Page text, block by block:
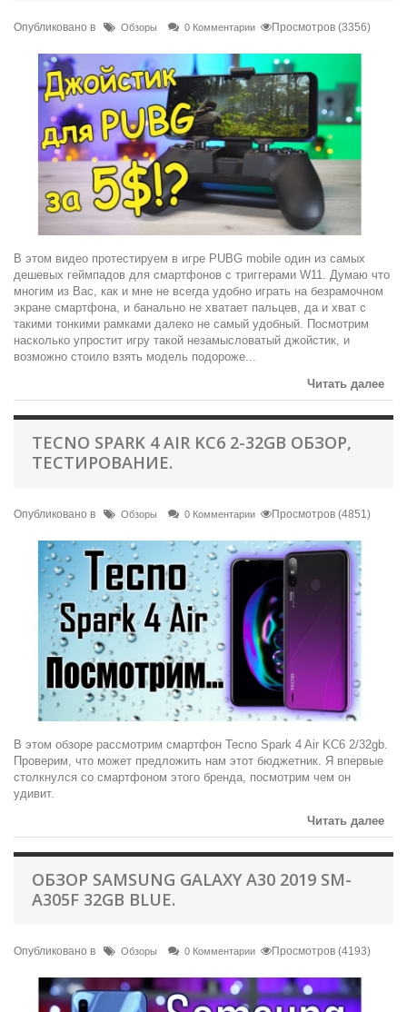
Опубликовано в Обзоры 0 Комментарии Просмотров (3356)
В этом видео протестируем в игре PUBG mobile один из самых
дешевых геймпадов для смартфонов с триггерами W11. Думаю что
многим из Вас, как и мне не всегда удобно играть на безрамочном
экране смартфона, и банально не хватает пальцев, да и хват с
такими тонкими рамками далеко не самый удобный. Посмотрим
насколько упростит игру такой незамысловатый джойстик, и
возможно стоило взять модель подороже...
Читать далее
TECNO SPARK 4 AIR KC6 2-32GB ОБЗОР,
ТЕСТИРОВАНИЕ.
Опубликовано в Обзоры 0 Комментарии Просмотров (4851)
В этом обзоре рассмотрим смартфон Tecno Spark 4 Air KC6 2/32gb.
Проверим, что может предложить нам этот бюджетник. Я впервые
столкнулся со смартфоном этого бренда, посмотрим чем он
удивит.
Читать далее
ОБЗОР SAMSUNG GALAXY A30 2019 SM-
A305F 32GB BLUE.
Опубликовано в Обзоры 0 Комментарии Просмотров (4193)